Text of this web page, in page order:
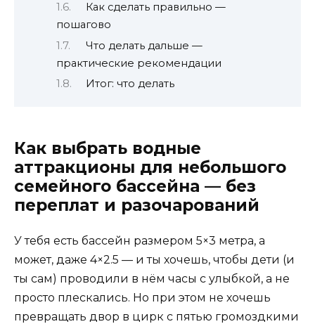
Как сделать правильно —
пошагово
Что делать дальше —
практические рекомендации
Итог: что делать
Как выбрать водные
аттракционы для небольшого
семейного бассейна — без
переплат и разочарований
У тебя есть бассейн размером 5×3 метра, а
может, даже 4×2.5 — и ты хочешь, чтобы дети (и
ты сам) проводили в нём часы с улыбкой, а не
просто плескались. Но при этом не хочешь
превращать двор в цирк с пятью громоздкими